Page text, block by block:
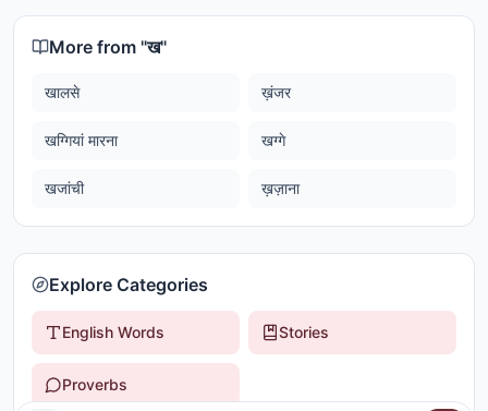
More from "ख"
खालसे ख़ंजर
खग्गियां मारना खग्गे
खजांची ख़ज़ाना
Explore Categories
English Words Stories
Proverbs